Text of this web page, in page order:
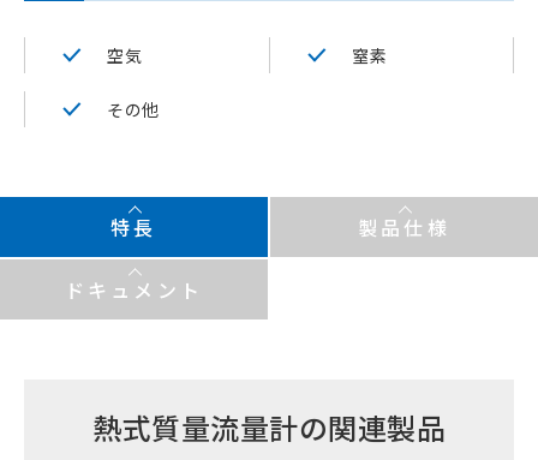
空気 窒素
その他
特長 製品仕様
ドキュメント
熱式質量流量計の関連製品